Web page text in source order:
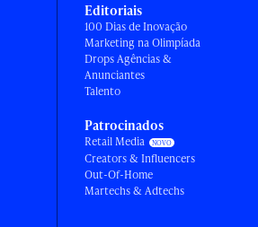
Editoriais
100 Dias de Inovação
Marketing na Olimpíada
Drops Agências &
Anunciantes
Talento
Patrocinados
Retail Media
Creators & Influencers
Out-Of-Home
Martechs & Adtechs